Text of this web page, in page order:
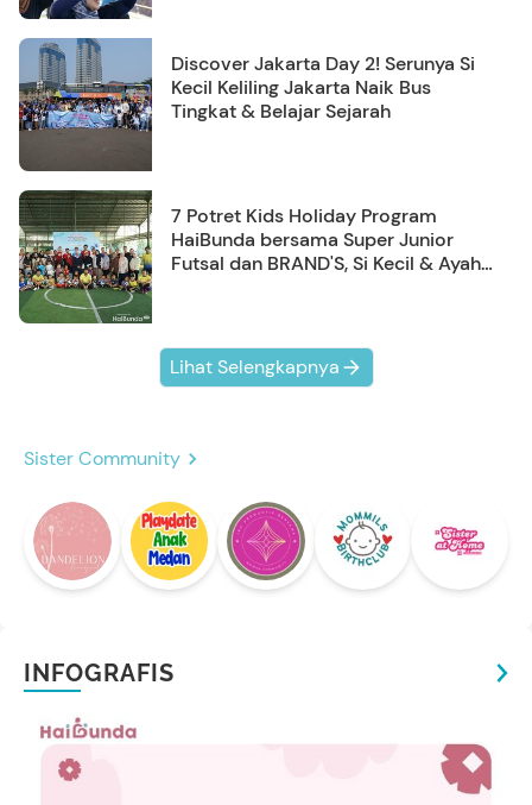
Discover Jakarta Day 2! Serunya Si
Kecil Keliling Jakarta Naik Bus
Tingkat & Belajar Sejarah
7 Potret Kids Holiday Program
HaiBunda bersama Super Junior
Futsal dan BRAND'S, Si Kecil & Ayah
Lihat Selengkapnya
Sister Community
INFOGRAFIS